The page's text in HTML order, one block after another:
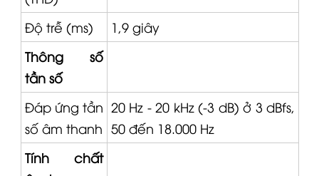
Độ trễ (ms)
1,9 giây
Thông số
tần số
Đáp ứng tần
số âm thanh
20 Hz - 20 kHz (-3 dB) ở 3 dBfs,
50 đến 18.000 Hz
Tính chất
âm học